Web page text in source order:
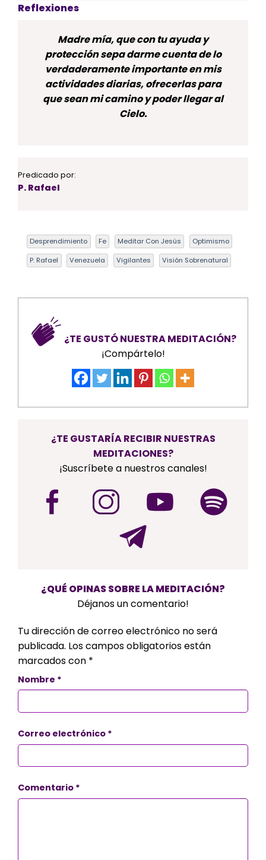
Reflexiones
Madre mía, que con tu ayuda y
protección sepa darme cuenta de lo
verdaderamente importante en mis
actividades diarias, ofrecerlas para
que sean mi camino y poder llegar al
Cielo.
Predicado por:
P. Rafael
Desprendimiento Fe Meditar Con Jesús Optimismo
P. Rafael Venezuela Vigilantes Visión Sobrenatural
¿TE GUSTÓ NUESTRA MEDITACIÓN?
¡Compártelo!
¿TE GUSTARÍA RECIBIR NUESTRAS
MEDITACIONES?
¡Suscríbete a nuestros canales!
¿QUÉ OPINAS SOBRE LA MEDITACIÓN?
Déjanos un comentario!
Tu dirección de correo electrónico no será
publicada. Los campos obligatorios están
marcados con *
Nombre *
Correo electrónico *
Comentario *